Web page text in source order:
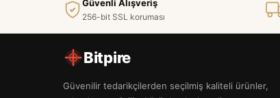
Güvenli Alışveriş
256-bit SSL koruması
Bitpire
Güvenilir tedarikçilerden seçilmiş kaliteli ürünler,